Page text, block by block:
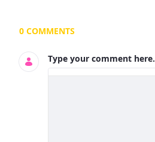
Documents and Media
0 COMMENTS
Type your comment here.